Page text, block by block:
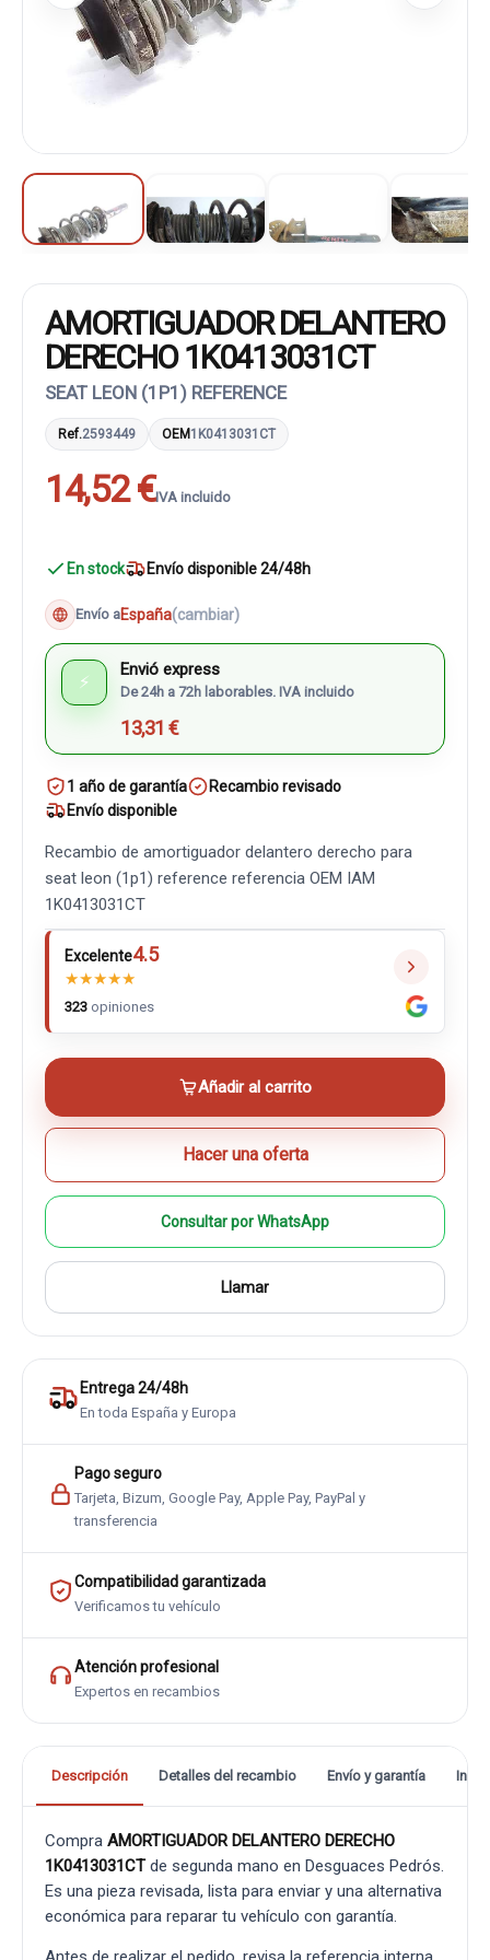
AMORTIGUADOR DELANTERO
DERECHO 1K0413031CT
SEAT LEON (1P1) REFERENCE
Ref.2593449 OEM1K0413031CT
14,52 €IVA incluido
En stock Envío disponible 24/48h
Envío aEspaña(cambiar)
⚡
Envió express
De 24h a 72h laborables. IVA incluido
13,31 €
1 año de garantía
Recambio revisado
Envío disponible
Recambio de amortiguador delantero derecho para
seat leon (1p1) reference referencia OEM IAM
1K0413031CT
Excelente4.5
★★★★★
323 opiniones
Añadir al carrito
Hacer una oferta
Consultar por WhatsApp
Llamar
Entrega 24/48h
En toda España y Europa
Pago seguro
Tarjeta, Bizum, Google Pay, Apple Pay, PayPal y
transferencia
Compatibilidad garantizada
Verificamos tu vehículo
Atención profesional
Expertos en recambios
Descripción Detalles del recambio Envío y garantía
Compra AMORTIGUADOR DELANTERO DERECHO
1K0413031CTde segunda mano en Desguaces Pedrós.
Es una pieza revisada, lista para enviar y una alternativa
económica para reparar tu vehículo con garantía.